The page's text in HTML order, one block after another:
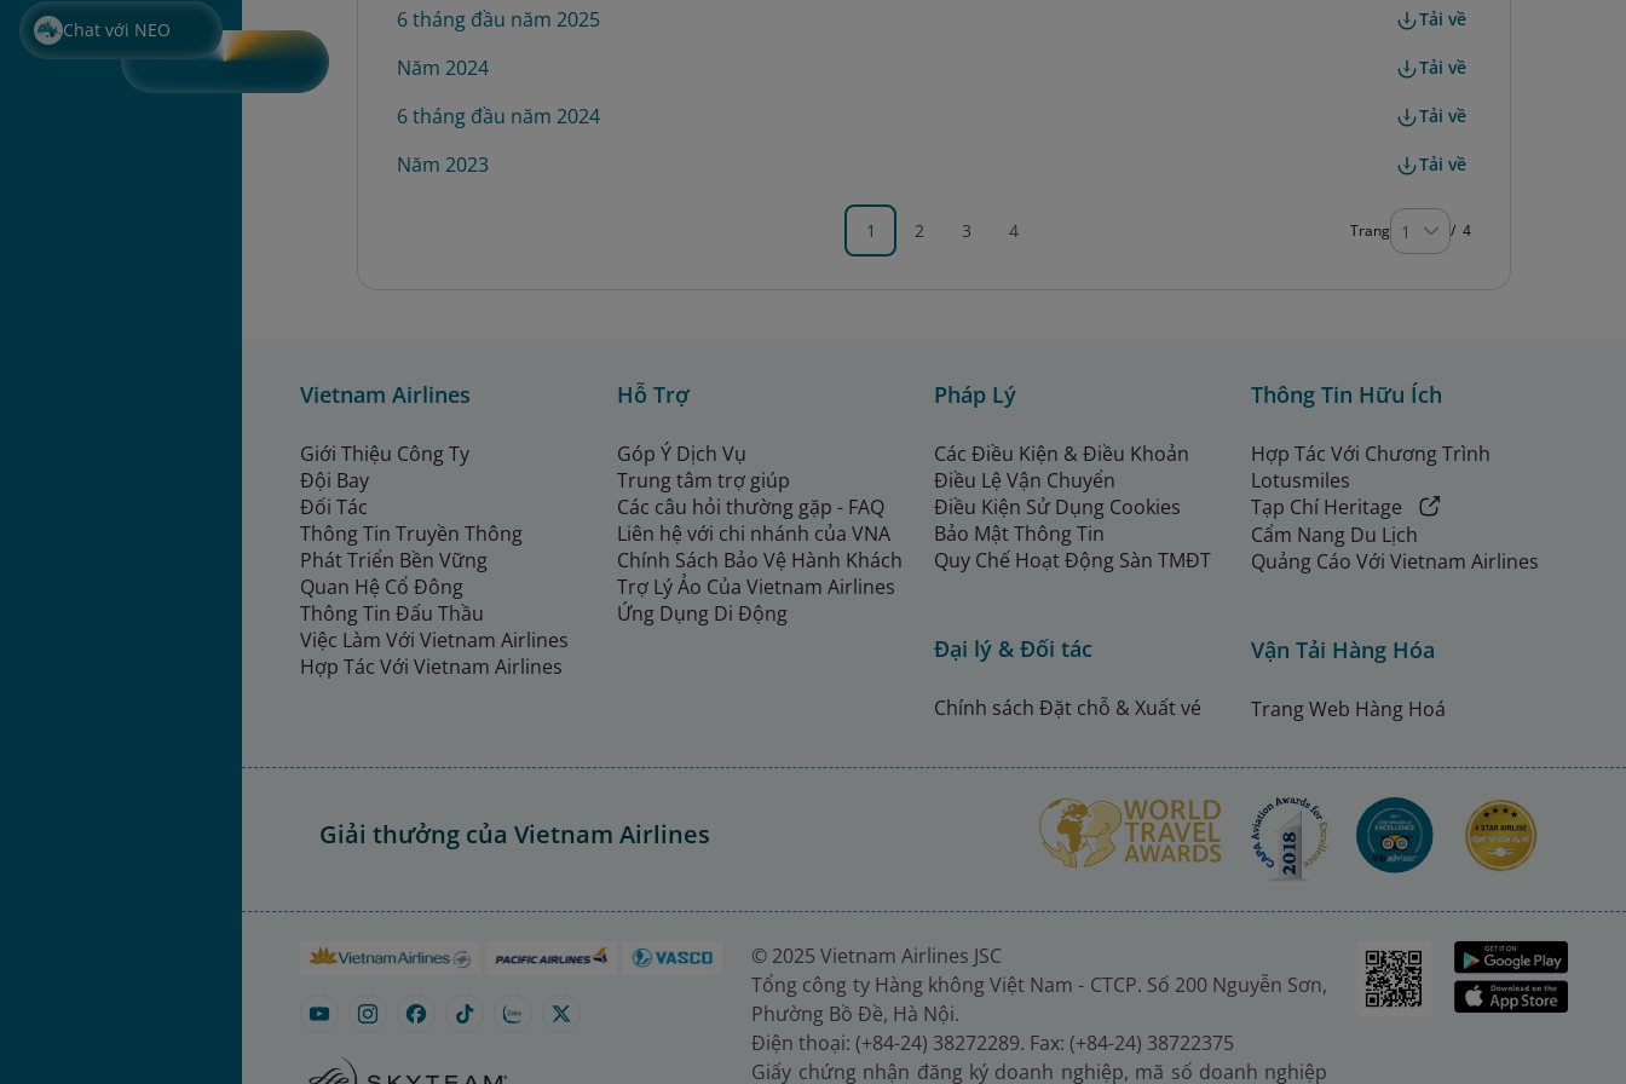
Chat với NEO 6 tháng đầu năm 2025 Tải về
Năm 2024 Tải về
6 tháng đầu năm 2024 Tải về
Năm 2023 Tải về
1 2 3 4 Trang 1 / 4
Vietnam Airlines
Giới Thiệu Công Ty
Đội Bay
Đối Tác
Thông Tin Truyền Thông
Phát Triển Bền Vững
Quan Hệ Cổ Đông
Thông Tin Đấu Thầu
Việc Làm Với Vietnam Airlines
Hợp Tác Với Vietnam Airlines
Hỗ Trợ
Góp Ý Dịch Vụ
Trung tâm trợ giúp
Các câu hỏi thường gặp - FAQ
Liên hệ với chi nhánh của VNA
Chính Sách Bảo Vệ Hành Khách
Trợ Lý Ảo Của Vietnam Airlines
Ứng Dụng Di Động
Pháp Lý
Các Điều Kiện & Điều Khoản
Điều Lệ Vận Chuyển
Điều Kiện Sử Dụng Cookies
Bảo Mật Thông Tin
Quy Chế Hoạt Động Sàn TMĐT
Đại lý & Đối tác
Chính sách Đặt chỗ & Xuất vé
Thông Tin Hữu Ích
Hợp Tác Với Chương Trình
Lotusmiles
Tạp Chí Heritage
Cẩm Nang Du Lịch
Quảng Cáo Với Vietnam Airlines
Vận Tải Hàng Hóa
Trang Web Hàng Hoá
Giải thưởng của Vietnam Airlines
© 2025 Vietnam Airlines JSC
Tổng công ty Hàng không Việt Nam - CTCP. Số 200 Nguyễn Sơn,
Phường Bồ Đề, Hà Nội.
Điện thoại: (+84-24) 38272289. Fax: (+84-24) 38722375
Giấy chứng nhận đăng ký doanh nghiệp, mã số doanh nghiệp